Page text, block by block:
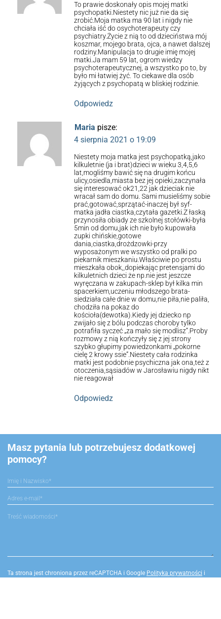
To prawie doskonały opis mojej matki
psychopatki.Niestety nic już nie da się
zrobić.Moja matka ma 90 lat i nigdy nie
chciała iść do osychoterapeuty czy
psychiatry.Życie z nią to od dzieciństwa mój
koszmar, mojego brata, ojca, a nawet dalszej
rodziny.Manipulacja to drugie imię mojej
matki.Ja mam 59 lat, ogrom wiedzy
psychoterapeutycznej, a wszystko po to, by
było mi łatwiej żyć. To ciekawe dla osób
żyjących z psychopatą w bliskiej rodzinie.
Odpowiedz
Maria pisze:
4 sierpnia 2021 o 19:09
Niestety moja matka jest psychopatką,jako
kilkuletnie (ja i brat)dzieci w wieku 3,4,5,6
lat,mogliśmy bawić się na drugim końcu
ulicy,osiedla,miasta bez jej opieki,zaczynała
się interesować ok21,22 jak dzieciak nie
wracał sam do domu. Sami musieliśmy sobie
prać,gotować,sprzątać-inaczej był syf-
matka jadła ciastka,czytała gazetki.Z łaską
przynosiła obiady ze szkolnej stołówki-była
5min od domu,jak ich nie było kupowała
zupki chińskie,gotowe
dania,ciastka,drożdzowki-przy
wyposażonym we wszystko od pralki po
piekarnik mieszkaniu.Właściwie po prostu
mieszkała obok,,dopiekając pretensjami do
kilkuletnich dzieci że np.nie jest jeszcze
wyręczana w zakupach-sklep był kilka min
spacerkiem,uczeniu młodszego brata-
siedziała całe dnie w domu,nie piła,nie paliła,
chodziła na pokaz do
kościoła(dewotka).Kiedy jej dziecko np
zwijało się z bólu podczas choroby tylko
potrafiła syczeć „za mało się modlisz”.Proby
rozmowy z nią kończyły się z jej strony
szybko głupimy powiedzonkami „pokorne
cielę 2 krowy ssie”.Niestety cała rodzinka
matki jest podobnie psychiczna jak ona,też z
otoczenia,sąsiadów w Jarosławiu nigdy nikt
nie reagował
Odpowiedz
Masz pytania lub potrzebujesz dodatkowej
pomocy?
Ta strona jest chroniona przez reCAPTCHA i Google Polityka prywatności i